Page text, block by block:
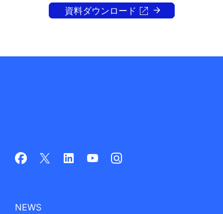
資料ダウンロード
NEWS